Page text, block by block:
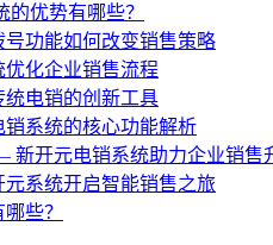
优势有哪些？
功能如何改变销售策略
化企业销售流程
电销的创新工具
系统的核心功能解析
开元电销系统助力企业销售
系统开启智能销售之旅
些？